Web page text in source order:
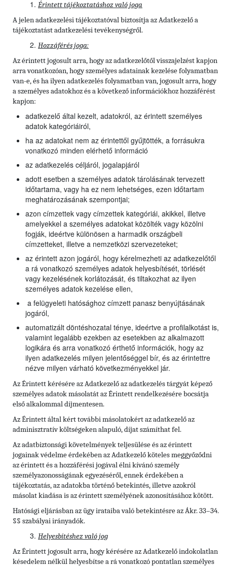
Érintett tájékoztatáshoz való joga
A jelen adatkezelési tájékoztatóval biztosítja az Adatkezelő a
tájékoztatást adatkezelési tevékenységről.
Hozzáférés joga:
Az érintett jogosult arra, hogy az adatkezelőtől visszajelzést kapjon
arra vonatkozóan, hogy személyes adatainak kezelése folyamatban
van-e, és ha ilyen adatkezelés folyamatban van, jogosult arra, hogy
a személyes adatokhoz és a következő információkhoz hozzáférést
kapjon:
adatkezelő által kezelt, adatokról, az érintett személyes
adatok kategóriáiról,
ha az adatokat nem az érintettől gyűjtötték, a forrásukra
vonatkozó minden elérhető információ
az adatkezelés céljáról, jogalapjáról
adott esetben a személyes adatok tárolásának tervezett
időtartama, vagy ha ez nem lehetséges, ezen időtartam
meghatározásának szempontjai;
azon címzettek vagy címzettek kategóriái, akikkel, illetve
amelyekkel a személyes adatokat közölték vagy közölni
fogják, ideértve különösen a harmadik országbeli
címzetteket, illetve a nemzetközi szervezeteket;
az érintett azon jogáról, hogy kérelmezheti az adatkezelőtől
a rá vonatkozó személyes adatok helyesbítését, törlését
vagy kezelésének korlátozását, és tiltakozhat az ilyen
személyes adatok kezelése ellen,
a felügyeleti hatósághoz címzett panasz benyújtásának
jogáról,
automatizált döntéshozatal ténye, ideértve a profilalkotást is,
valamint legalább ezekben az esetekben az alkalmazott
logikára és arra vonatkozó érthető információk, hogy az
ilyen adatkezelés milyen jelentőséggel bír, és az érintettre
nézve milyen várható következményekkel jár.
Az Érintett kérésére az Adatkezelő az adatkezelés tárgyát képező
személyes adatok másolatát az Érintett rendelkezésére bocsátja
első alkalommal díjmentesen.
Az Érintett által kért további másolatokért az adatkezelő az
adminisztratív költségeken alapuló, díjat számíthat fel.
Az adatbiztonsági követelmények teljesülése és az érintett
jogainak védelme érdekében az Adatkezelő köteles meggyőződni
az érintett és a hozzáférési jogával élni kívánó személy
személyazonosságának egyezéséről, ennek érdekében a
tájékoztatás, az adatokba történő betekintés, illetve azokról
másolat kiadása is az érintett személyének azonosításához kötött.
Hatósági eljárásban az ügy irataiba való betekintésre az Ákr. 33–34.
§§ szabályai irányadók.
Helyesbítéshez való jog
Az Érintett jogosult arra, hogy kérésére az Adatkezelő indokolatlan
késedelem nélkül helyesbítse a rá vonatkozó pontatlan személyes